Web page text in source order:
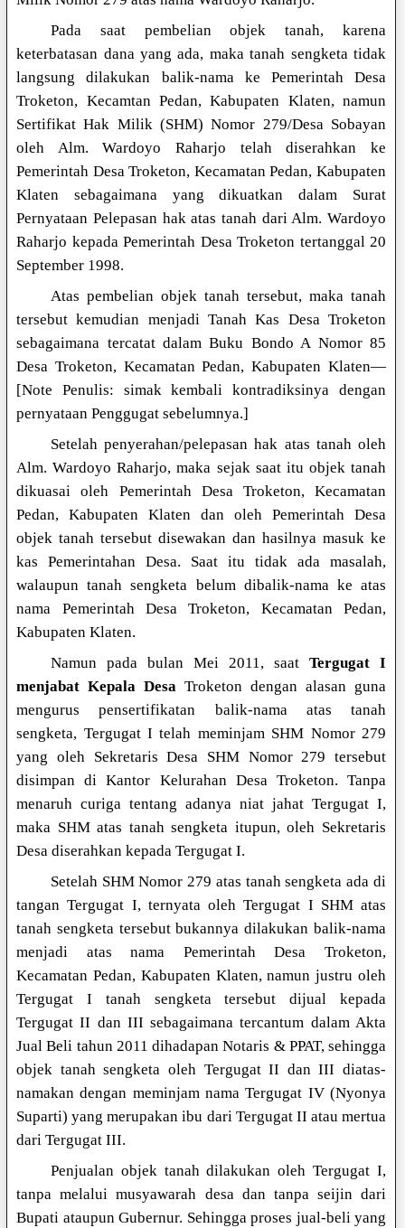
Pada saat pembelian objek tanah, karena
keterbatasan dana yang ada, maka tanah sengketa tidak
langsung dilakukan balik-nama ke Pemerintah Desa
Troketon, Kecamtan Pedan, Kabupaten Klaten, namun
Sertifikat Hak Milik (SHM) Nomor 279/Desa Sobayan
oleh Alm. Wardoyo Raharjo telah diserahkan ke
Pemerintah Desa Troketon, Kecamatan Pedan, Kabupaten
Klaten sebagaimana yang dikuatkan dalam Surat
Pernyataan Pelepasan hak atas tanah dari Alm. Wardoyo
Raharjo kepada Pemerintah Desa Troketon tertanggal 20
September 1998.
Atas pembelian objek tanah tersebut, maka tanah
tersebut kemudian menjadi Tanah Kas Desa Troketon
sebagaimana tercatat dalam Buku Bondo A Nomor 85
Desa Troketon, Kecamatan Pedan, Kabupaten Klaten—
[Note Penulis: simak kembali kontradiksinya dengan
pernyataan Penggugat sebelumnya.]
Setelah penyerahan/pelepasan hak atas tanah oleh
Alm. Wardoyo Raharjo, maka sejak saat itu objek tanah
dikuasai oleh Pemerintah Desa Troketon, Kecamatan
Pedan, Kabupaten Klaten dan oleh Pemerintah Desa
objek tanah tersebut disewakan dan hasilnya masuk ke
kas Pemerintahan Desa. Saat itu tidak ada masalah,
walaupun tanah sengketa belum dibalik-nama ke atas
nama Pemerintah Desa Troketon, Kecamatan Pedan,
Kabupaten Klaten.
Namun pada bulan Mei 2011, saat Tergugat I
menjabat Kepala Desa Troketon dengan alasan guna
mengurus pensertifikatan balik-nama atas tanah
sengketa, Tergugat I telah meminjam SHM Nomor 279
yang oleh Sekretaris Desa SHM Nomor 279 tersebut
disimpan di Kantor Kelurahan Desa Troketon. Tanpa
menaruh curiga tentang adanya niat jahat Tergugat I,
maka SHM atas tanah sengketa itupun, oleh Sekretaris
Desa diserahkan kepada Tergugat I.
Setelah SHM Nomor 279 atas tanah sengketa ada di
tangan Tergugat I, ternyata oleh Tergugat I SHM atas
tanah sengketa tersebut bukannya dilakukan balik-nama
menjadi atas nama Pemerintah Desa Troketon,
Kecamatan Pedan, Kabupaten Klaten, namun justru oleh
Tergugat I tanah sengketa tersebut dijual kepada
Tergugat II dan III sebagaimana tercantum dalam Akta
Jual Beli tahun 2011 dihadapan Notaris & PPAT, sehingga
objek tanah sengketa oleh Tergugat II dan III diatas-
namakan dengan meminjam nama Tergugat IV (Nyonya
Suparti) yang merupakan ibu dari Tergugat II atau mertua
dari Tergugat III.
Penjualan objek tanah dilakukan oleh Tergugat I,
tanpa melalui musyawarah desa dan tanpa seijin dari
Bupati ataupun Gubernur. Sehingga proses jual-beli yang